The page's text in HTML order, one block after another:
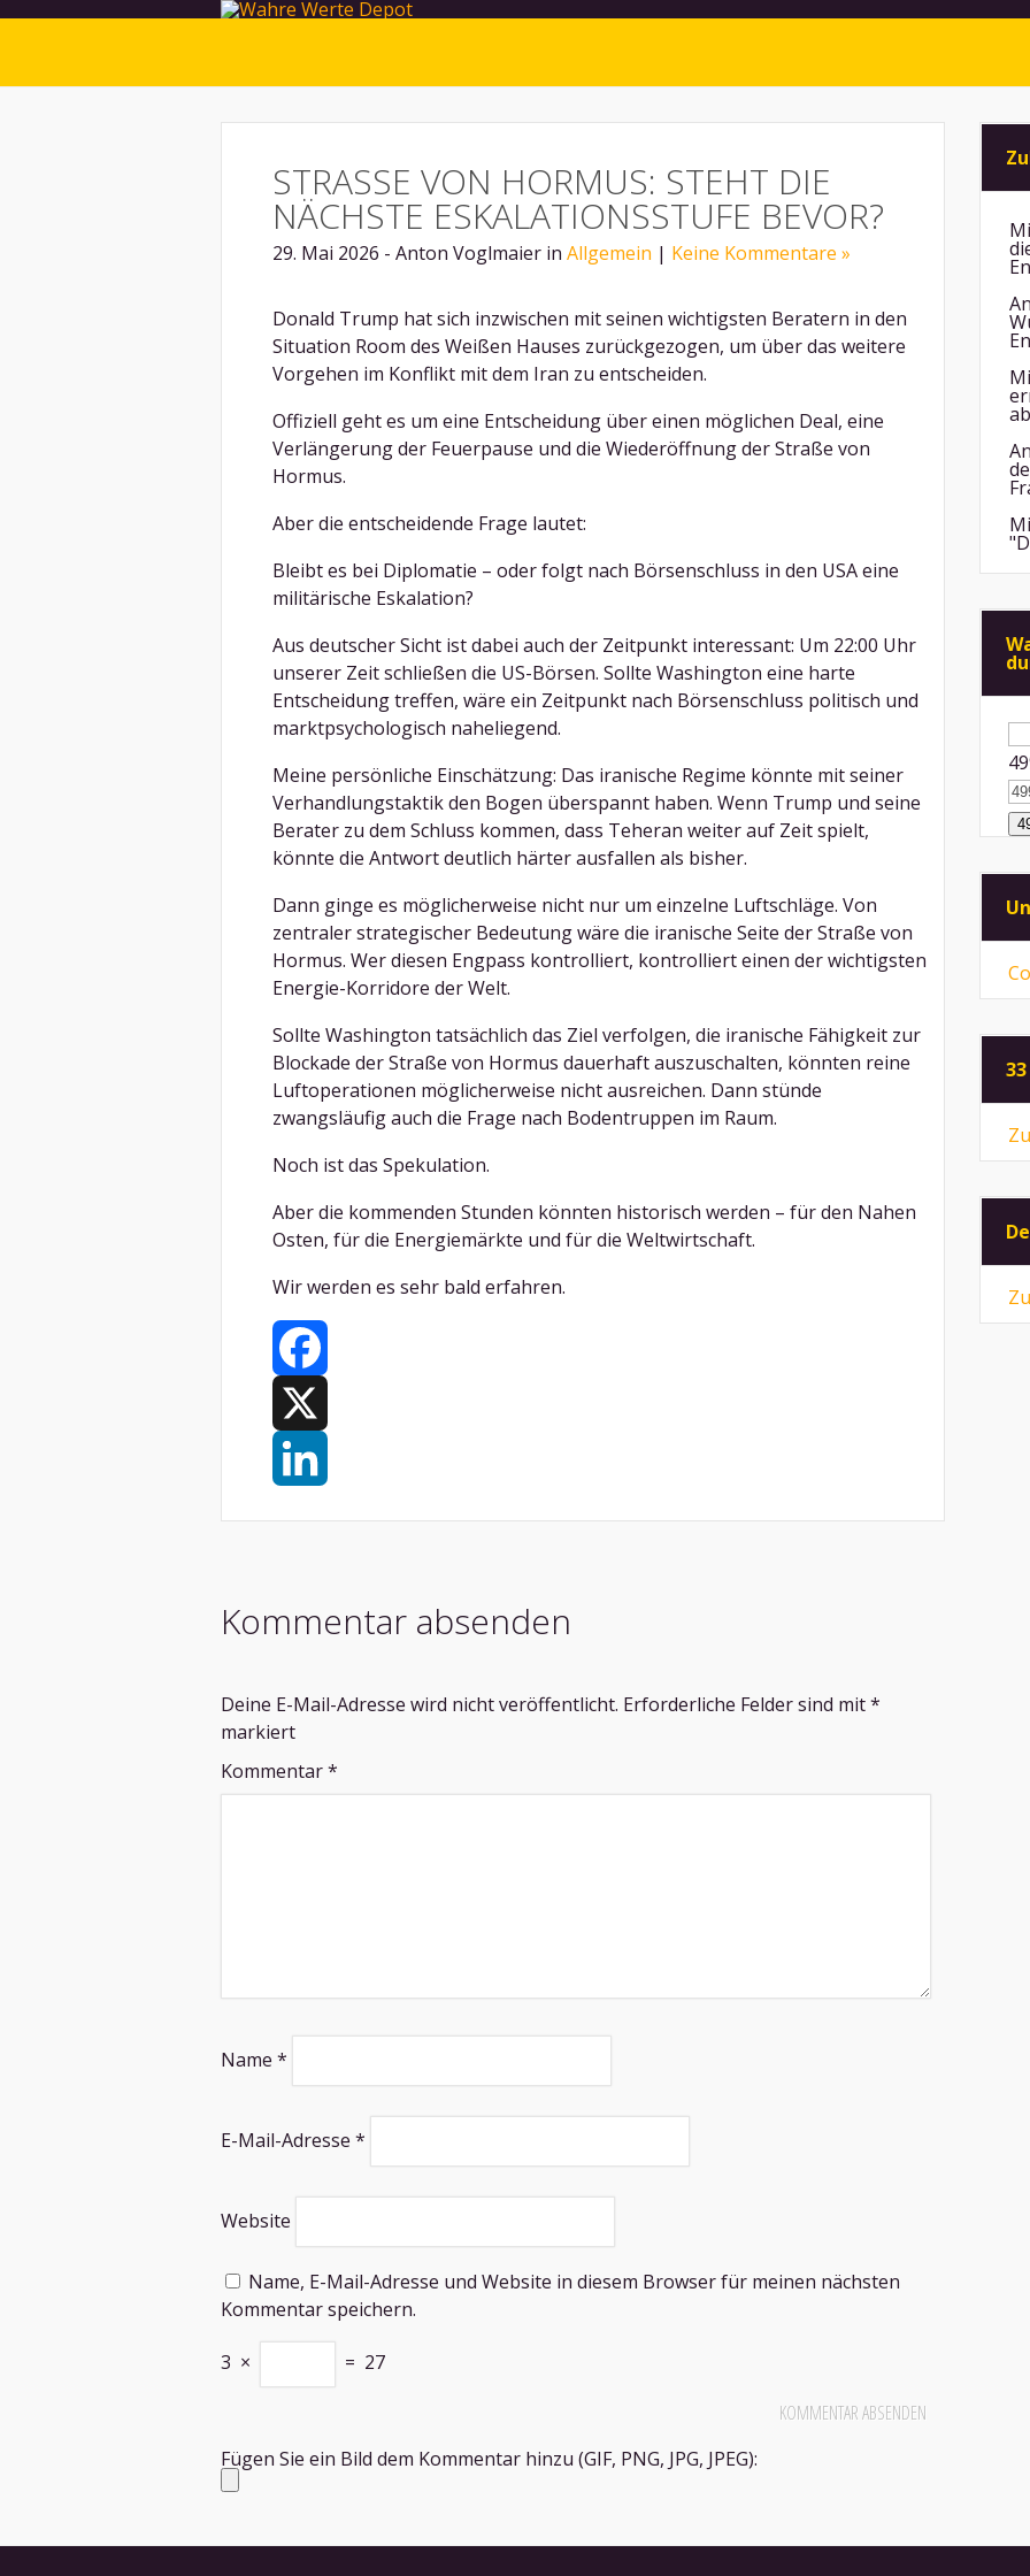
STRASSE VON HORMUS: STEHT DIE N
ÄCHSTE ESKALATIONSSTUFE BEVOR?
29. Mai 2026 - Anton Voglmaier in Allgemein | Keine Kommentare »
Donald Trump hat sich inzwischen mit seinen wichtigsten Beratern in den
Situation Room des Weißen Hauses zurückgezogen, um über das weitere
Vorgehen im Konflikt mit dem Iran zu entscheiden.
Offiziell geht es um eine Entscheidung über einen möglichen Deal, eine
Verlängerung der Feuerpause und die Wiederöffnung der Straße von
Hormus.
Aber die entscheidende Frage lautet:
Bleibt es bei Diplomatie – oder folgt nach Börsenschluss in den USA eine
militärische Eskalation?
Aus deutscher Sicht ist dabei auch der Zeitpunkt interessant: Um 22:00 Uhr
unserer Zeit schließen die US-Börsen. Sollte Washington eine harte
Entscheidung treffen, wäre ein Zeitpunkt nach Börsenschluss politisch und
marktpsychologisch naheliegend.
Meine persönliche Einschätzung: Das iranische Regime könnte mit seiner
Verhandlungstaktik den Bogen überspannt haben. Wenn Trump und seine
Berater zu dem Schluss kommen, dass Teheran weiter auf Zeit spielt,
könnte die Antwort deutlich härter ausfallen als bisher.
Dann ginge es möglicherweise nicht nur um einzelne Luftschläge. Von
zentraler strategischer Bedeutung wäre die iranische Seite der Straße von
Hormus. Wer diesen Engpass kontrolliert, kontrolliert einen der wichtigsten
Energie-Korridore der Welt.
Sollte Washington tatsächlich das Ziel verfolgen, die iranische Fähigkeit zur
Blockade der Straße von Hormus dauerhaft auszuschalten, könnten reine
Luftoperationen möglicherweise nicht ausreichen. Dann stünde
zwangsläufig auch die Frage nach Bodentruppen im Raum.
Noch ist das Spekulation.
Aber die kommenden Stunden könnten historisch werden – für den Nahen
Osten, für die Energiemärkte und für die Weltwirtschaft.
Wir werden es sehr bald erfahren.
Facebook
Kommentar absenden
Deine E-Mail-Adresse wird nicht veröffentlicht. Erforderliche Felder sind mit*
markiert
Kommentar*
Name *
E-Mail-Adresse *
Website
Name, E-Mail-Adresse und Website in diesem Browser für meinen nächsten
Kommentar speichern.
3 × = 27
Fügen Sie ein Bild dem Kommentar hinzu (GIF, PNG, JPG, JPEG):